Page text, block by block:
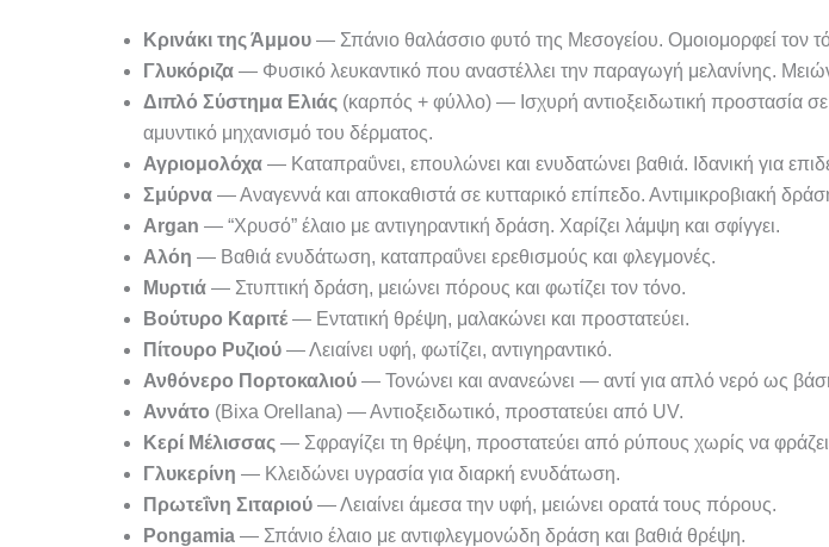
Κρινάκι της Άμμου — Σπάνιο θαλάσσιο φυτό της Μεσογείου. Ομοιομορφεί τον
Γλυκόριζα — Φυσικό λευκαντικό που αναστέλλει την παραγωγή μελανίνης.
Διπλό Σύστημα Ελιάς (καρπός + φύλλο) — Ισχυρή αντιοξειδωτική προστασία σε
αμυντικό μηχανισμό του δέρματος.
Αγριομολόχα — Καταπραΰνει, επουλώνει και ενυδατώνει βαθιά. Ιδανική για
Σμύρνα — Αναγεννά και αποκαθιστά σε κυτταρικό επίπεδο. Αντιμικροβιακή
Argan — “Χρυσό” έλαιο με αντιγηραντική δράση. Χαρίζει λάμψη και σφίγγει.
Αλόη — Βαθιά ενυδάτωση, καταπραΰνει ερεθισμούς και φλεγμονές.
Μυρτιά — Στυπτική δράση, μειώνει πόρους και φωτίζει τον τόνο.
Βούτυρο Καριτέ — Εντατική θρέψη, μαλακώνει και προστατεύει.
Πίτουρο Ρυζιού — Λειαίνει υφή, φωτίζει, αντιγηραντικό.
Ανθόνερο Πορτοκαλιού — Τονώνει και ανανεώνει — αντί για απλό νερό ως
Αννάτο (Bixa Orellana) — Αντιοξειδωτικό, προστατεύει από UV.
Κερί Μέλισσας — Σφραγίζει τη θρέψη, προστατεύει από ρύπους χωρίς να
Γλυκερίνη — Κλειδώνει υγρασία για διαρκή ενυδάτωση.
Πρωτεΐνη Σιταριού — Λειαίνει άμεσα την υφή, μειώνει ορατά τους πόρους.
Pongamia — Σπάνιο έλαιο με αντιφλεγμονώδη δράση και βαθιά θρέψη.